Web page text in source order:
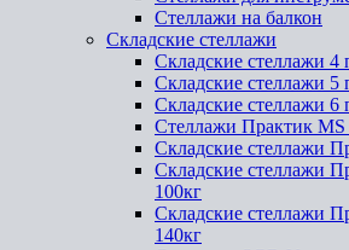
Стеллажи на балкон
Складские стеллажи
Складские стеллажи 4
Складские стеллажи 5
Складские стеллажи 6
Стеллажи Практик MS
Складские стеллажи
Складские стеллажи
100кг
Складские стеллажи
140кг